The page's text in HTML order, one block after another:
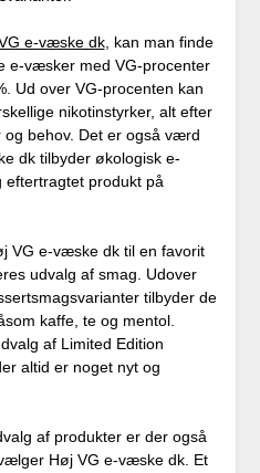
e-væske dk, kan man finde
e-væsker med VG-procenter
Ud over VG-procenten kan
nikotinstyrker, alt efter
behov. Det er også værd
dk tilbyder økologisk e-
produkt på
VG e-væske dk til en favorit
udvalg af smag. Udover
tilbyder de
kaffe, te og mentol.
af Limited Edition
altid er noget nyt og
af produkter er der også
Høj VG e-væske dk. Et